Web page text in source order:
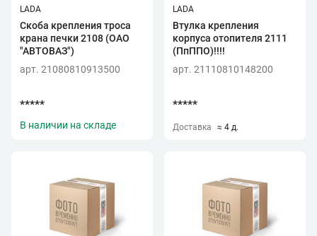
LADA
Скоба крепления троса
крана печки 2108 (ОАО
"АВТОВАЗ")
арт. 21080810913500
*****
В наличии на складе
LADA
Втулка крепления
корпуса отопителя 2111
(ПпППО)!!!!
арт. 21110810148200
*****
Доставка ≈ 4 д.